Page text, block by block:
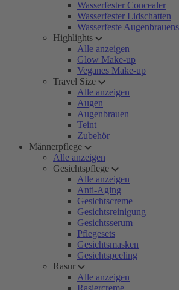
Wasserfester Concealer
Wasserfester Lidschatten
Wasserfeste
Highlights
Alle anzeigen
Glow Make-up
Veganes Make-up
Travel Size
Alle anzeigen
Augen
Augenbrauen
Teint
Zubehör
Männerpflege
Alle anzeigen
Gesichtspflege
Alle anzeigen
Anti-Aging
Gesichtscreme
Gesichtsreinigung
Gesichtsserum
Pflegesets
Gesichtsmasken
Gesichtspeeling
Rasur
Alle anzeigen
Rasiercreme